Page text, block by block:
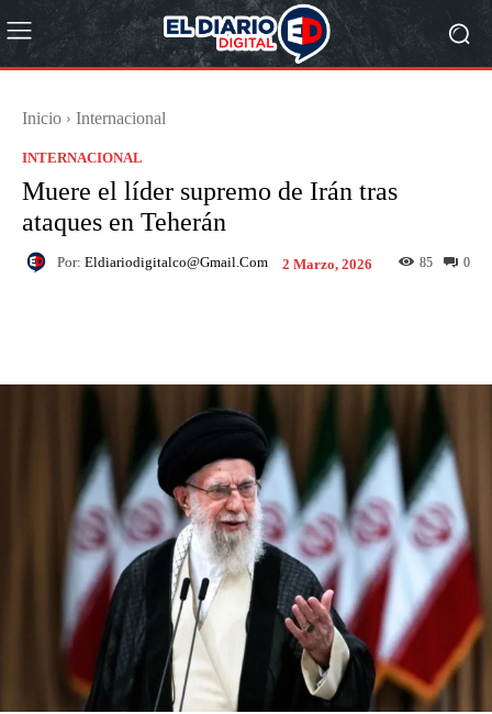
Inicio Internacional
INTERNACIONAL
Muere el líder supremo de Irán tras
ataques en Teherán
Por: Eldiariodigitalco@gmail.com 2 Marzo, 2026 0
85